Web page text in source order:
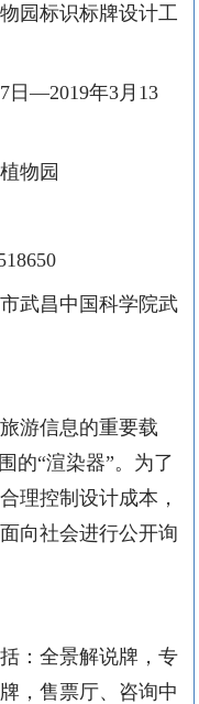
物园标识标牌设计工
—2019年3月13
植物园
武昌中国科学院武
游信息的重要载
的“渲染器”。为了
理控制设计成本，
向社会进行公开询
：全景解说牌，专
，售票厅、咨询中